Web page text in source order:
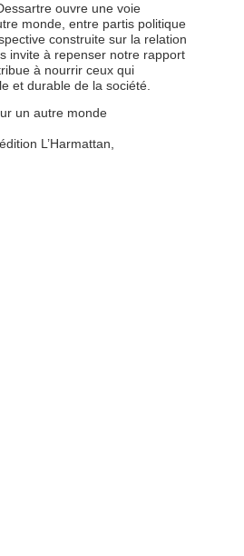
ouvre une voie
monde, entre partis politique
construite sur la relation
invite à repenser notre rapport
à nourrir ceux qui
et durable de la société.
un autre monde
L’Harmattan,